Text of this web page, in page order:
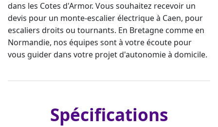
dans les Cotes d'Armor. Vous souhaitez recevoir un
devis pour un monte-escalier électriqueà Caen, pour
escaliers droits ou tournants. En Bretagne comme en
Normandie, nos équipes sont à votre écoute pour
vous guider dans votre projet d'autonomie à domicile.
Spécifications